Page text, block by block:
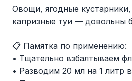
Овощи, ягодные
капризные туи — довольны
📋 Памятка по применению:
• Тщательно взбалтываем
• Разводим 20 мл на 1 литр